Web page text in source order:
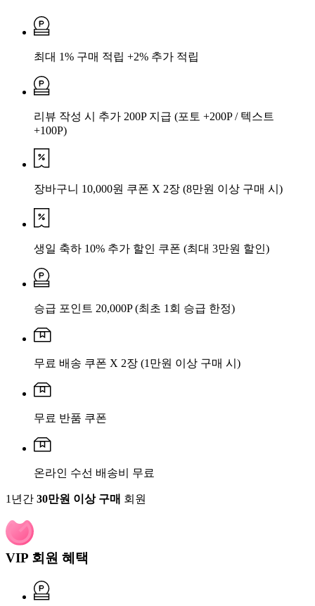
최대 1% 구매 적립 +2% 추가 적립
리뷰 작성 시 추가 200P 지급 (포토 +200P / 텍스트
+100P)
장바구니 10,000원 쿠폰 X 2장 (8만원 이상 구매 시)
생일 축하 10% 추가 할인 쿠폰 (최대 3만원 할인)
승급 포인트 20,000P (최초 1회 승급 한정)
무료 배송 쿠폰 X 2장 (1만원 이상 구매 시)
무료 반품 쿠폰
온라인 수선 배송비 무료
1년간 30만원 이상 구매 회원
VIP 회원 혜택